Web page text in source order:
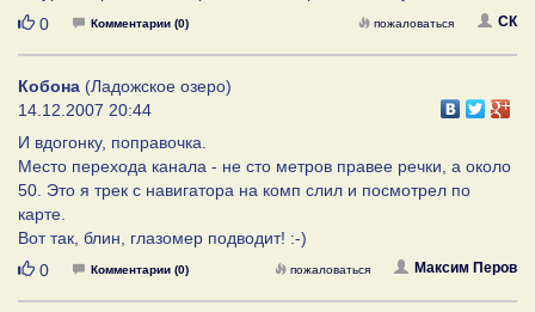
Нравится
0 Комментарии (0) СК
пожаловаться
Кобона (Ладожское озеро)
14.12.2007 20:44
И вдогонку, поправочка.
Место перехода канала - не сто метров правее речки, а около
50. Это я трек с навигатора на комп слил и посмотрел по
карте.
Вот так, блин, глазомер подводит! :-)
Нравится
0 Комментарии (0) Максим Перов
пожаловаться